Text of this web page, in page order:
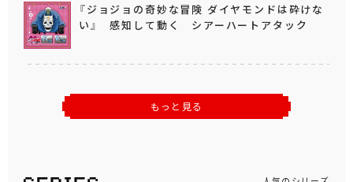
『ジョジョの奇妙な冒険 ダイヤモンドは砕けな
い』 感知して動く シアーハートアタック
もっと見る